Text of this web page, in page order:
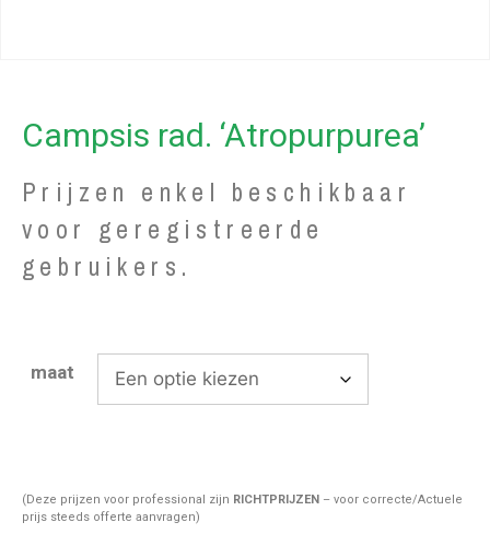
Campsis rad. ‘Atropurpurea’
Prijzen enkel beschikbaar
voor geregistreerde
gebruikers.
maat
(Deze prijzen voor professional zijn RICHTPRIJZEN – voor correcte/Actuele
prijs steeds offerte aanvragen)